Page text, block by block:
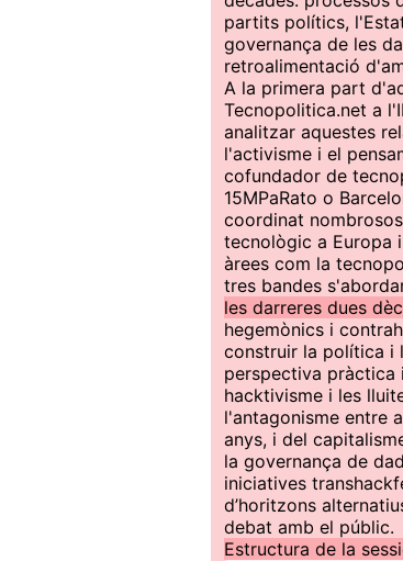
partits polítics,
governança de les
retroalimentació
A la primera part
Tecnopolitica.net a
analitzar aquestes
l'activisme i el
cofundador de
15MPaRato o
coordinat
tecnològic a Europa
àrees com la
tres bandes
les darreres dues
hegemònics i
construir la política i
perspectiva pràctica
hacktivisme i les
l'antagonisme entre
anys, i del
la governança de
iniciatives
d’horitzons
debat amb el públic.
Estructura de la